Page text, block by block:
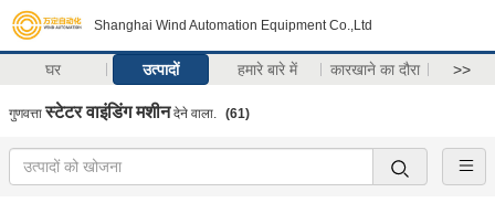
Shanghai Wind Automation Equipment Co.,Ltd
घर उत्पादों हमारे बारे में कारखाने का दौरा >>
गुणवत्ता स्टेटर वाइंडिंग मशीनदेने वाला. (61)